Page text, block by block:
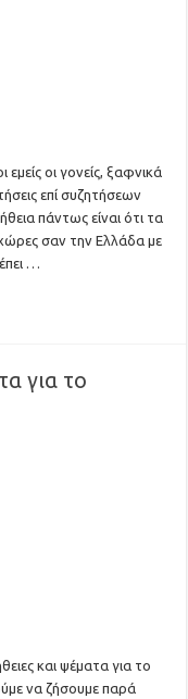
οι γονείς, ξαφνικά
επί συζητήσεων
πάντως είναι ότι τα
χώρες σαν την Ελλάδα με
…
για το
και ψέματα για το
να ζήσουμε παρά